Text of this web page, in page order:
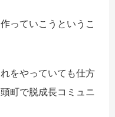
ていこうというこ
をやっていても仕方
町で脱成長コミュニ